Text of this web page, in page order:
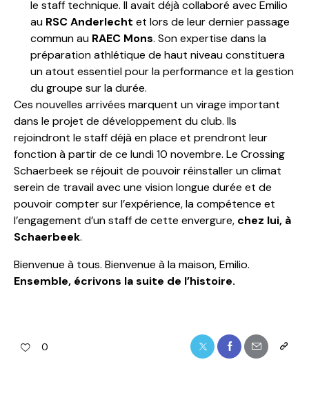
le staff technique. Il avait déjà collaboré avec Emilio
au RSC Anderlecht et lors de leur dernier passage
commun au RAEC Mons. Son expertise dans la
préparation athlétique de haut niveau constituera
un atout essentiel pour la performance et la gestion
du groupe sur la durée.
Ces nouvelles arrivées marquent un virage important
dans le projet de développement du club. Ils
rejoindront le staff déjà en place et prendront leur
fonction à partir de ce lundi 10 novembre. Le Crossing
Schaerbeek se réjouit de pouvoir réinstaller un climat
serein de travail avec une vision longue durée et de
pouvoir compter sur l’expérience, la compétence et
l’engagement d’un staff de cette envergure, chez lui, à
Schaerbeek.
Bienvenue à tous. Bienvenue à la maison, Emilio.
Ensemble, écrivons la suite de l’histoire.
0